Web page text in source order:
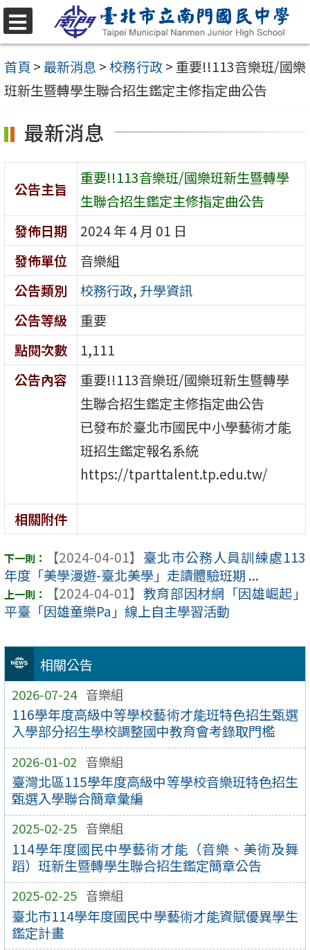
跳
至
主
要
容
選
單
首頁 >最新消息 >校務行政> 重要!!113音樂班/國樂
班新生暨轉學生聯合招生鑑定主修指定曲公告
相關公告
2026-07-24 音樂組
116學年度高級中等學校藝術才能班特色招生甄選
入學部分招生學校調整國中教育會考錄取門檻
2026-01-02 音樂組
臺灣北區115學年度高級中等學校音樂班特色招生
甄選入學聯合簡章彙編
2025-02-25 音樂組
114學年度國民中學藝術才能（音樂、美術及舞
蹈）班新生暨轉學生聯合招生鑑定簡章公告
2025-02-25 音樂組
臺北市114學年度國民中學藝術才能資賦優異學生
鑑定計畫
最新消息
公告主旨
重要!!113音樂班/國樂班新生暨轉學
生聯合招生鑑定主修指定曲公告
發佈日期
2024 年 4 月 01 日
發佈單位
音樂組
公告類別
校務行政, 升學資訊
公告等級
重要
點閱次數
1,111
公告內容
重要!!113音樂班/國樂班新生暨轉學
生聯合招生鑑定主修指定曲公告
已發布於臺北市國民中小學藝術才能
班招生鑑定報名系統
https://tparttalent.tp.edu.tw/
相關附件
【2024-04-01】 臺北市公務人員訓練處113
年度「美學漫遊-臺北美學」走讀體驗班期 ...
【2024-04-01】 教育部因材網「因雄崛起」
平臺「因雄童樂Pa」線上自主學習活動